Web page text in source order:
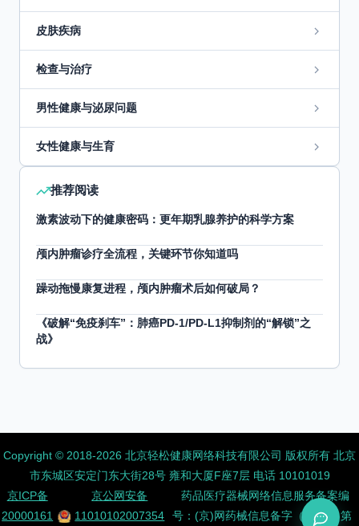
皮肤疾病
检查与治疗
男性健康与泌尿问题
女性健康与生育
推荐阅读
激素波动下的健康密码：更年期乳腺养护的科学方案
颅内肿瘤诊疗全流程，关键环节你知道吗
躁动拖慢康复进程，颅内肿瘤术后如何破局？
《破解“免疫刹车”：肺癌PD-1/PD-L1抑制剂的“解锁”之
战》
Copyright ©️ 2018-2026 北京轻松健康网络科技有限公司 版权所有 北京
市东城区安定门东大街28号 雍和大厦F座7层 电话 10101019
京ICP备
20000161
京公网安备
11010102007354
药品医疗器械网络信息服务备案编
号：(京)网药械信息备字（2026）第